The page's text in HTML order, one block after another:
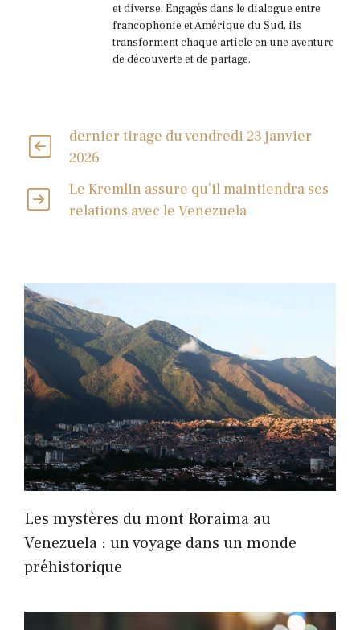
et diverse. Engagés dans le dialogue entre
francophonie et Amérique du Sud, ils
transforment chaque article en une aventure
de découverte et de partage.
dernier tirage du vendredi 23 janvier
2026
Le Kremlin assure qu’il maintiendra ses
relations avec le Venezuela
Les mystères du mont Roraima au
Venezuela : un voyage dans un monde
préhistorique